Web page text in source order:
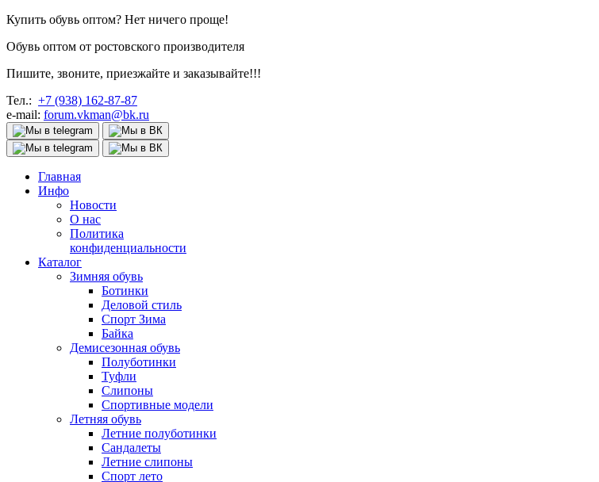
Купить обувь оптом? Нет ничего проще!
Обувь оптом от ростовского производителя
Пишите, звоните, приезжайте и заказывайте!!!
Тел.: +7 (938) 162-87-87
e-mail: forum.vkman@bk.ru
Главная
Инфо
Новости
О нас
Политика
конфиденциальности
Каталог
Зимняя обувь
Ботинки
Деловой стиль
Спорт Зима
Байка
Демисезонная обувь
Полуботинки
Туфли
Слипоны
Спортивные модели
Летняя обувь
Летние полуботинки
Сандалеты
Летние слипоны
Спорт лето